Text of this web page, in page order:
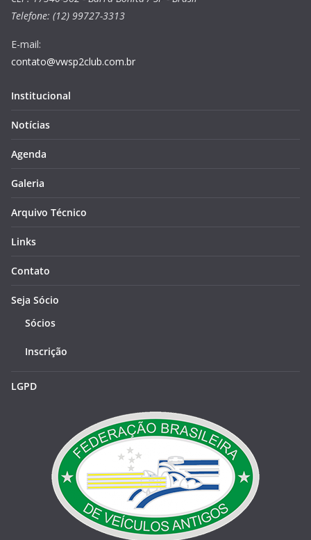
Telefone: (12) 99727-3313
E-mail:
contato@vwsp2club.com.br
Institucional
Notícias
Agenda
Galeria
Arquivo Técnico
Links
Contato
Seja Sócio
Sócios
Inscrição
LGPD